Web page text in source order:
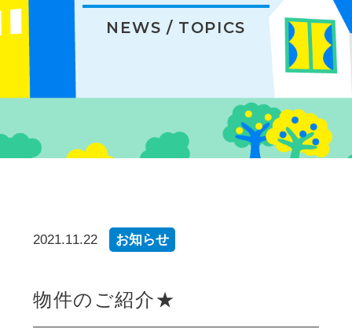
NEWS / TOPICS
2021.11.22 お知らせ
物件のご紹介★